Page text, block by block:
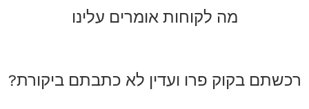
מה לקוחות אומרים עלינו
רכשתם בקוק פרו ועדין לא כתבתם ביקורת?